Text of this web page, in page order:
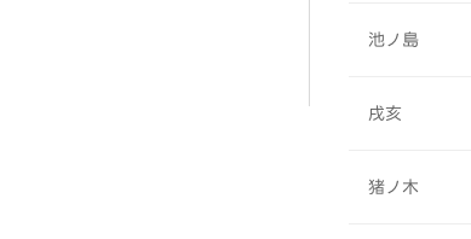
池ノ島
戌亥
猪ノ木